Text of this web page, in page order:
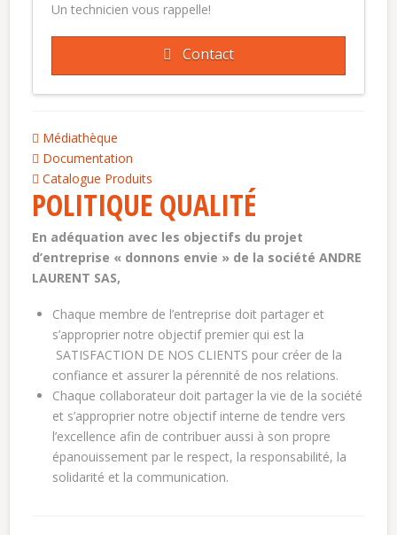
Un technicien vous rappelle!
Contact
Médiathèque
Documentation
Catalogue Produits
POLITIQUE QUALITÉ
En adéquation avec les objectifs du projet
d’entreprise « donnons envie » de la société ANDRE
LAURENT SAS,
Chaque membre de l’entreprise doit partager et
s’approprier notre objectif premier qui est la
SATISFACTION DE NOS CLIENTS pour créer de la
confiance et assurer la pérennité de nos relations.
Chaque collaborateur doit partager la vie de la société
et s’approprier notre objectif interne de tendre vers
l’excellence afin de contribuer aussi à son propre
épanouissement par le respect, la responsabilité, la
solidarité et la communication.